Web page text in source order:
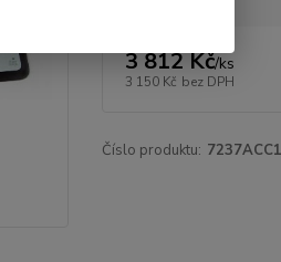
3 812 Kč/ks
3 150 Kč bez DPH
Číslo produktu: